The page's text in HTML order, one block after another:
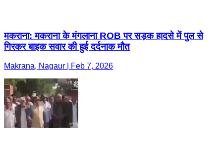
मकराना: मकराना के मंगलाना ROB पर सड़क हादसे में पुल से
गिरकर बाइक सवार की हुई दर्दनाक मौत
Makrana, Nagaur | Feb 7, 2026